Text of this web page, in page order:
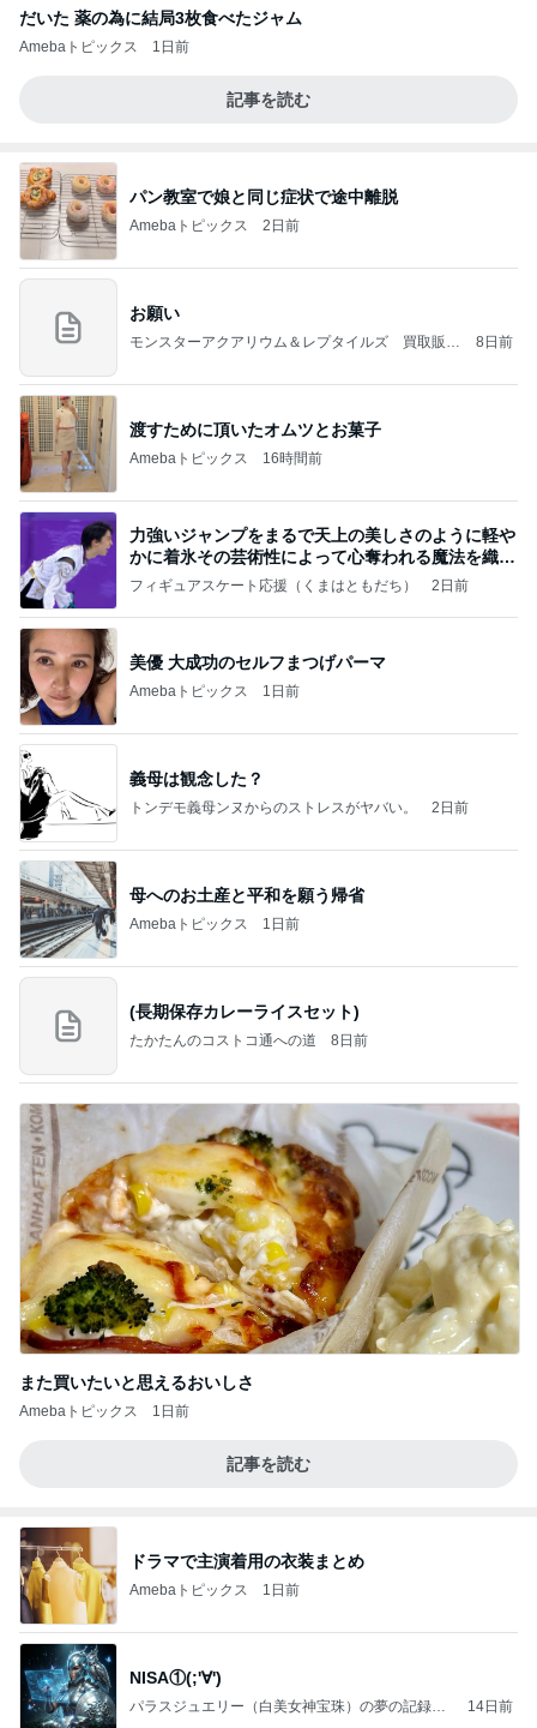
だいた 薬の為に結局3枚食べたジャム
Amebaトピックス 1日前
記事を読む
パン教室で娘と同じ症状で途中離脱
Amebaトピックス 2日前
お願い
モンスターアクアリウム＆レプタイルズ 買取販売
8日前
渡すために頂いたオムツとお菓子
Amebaトピックス 16時間前
力強いジャンプをまるで天上の美しさのように軽や
かに着氷その芸術性によって心奪われる魔法を織り
なす
フィギュアスケート応援（くまはともだち） 2日前
美優 大成功のセルフまつげパーマ
Amebaトピックス 1日前
義母は観念した？
トンデモ義母ンヌからのストレスがヤバい。 2日前
母へのお土産と平和を願う帰省
Amebaトピックス 1日前
(長期保存カレーライスセット)
たかたんのコストコ通への道 8日前
また買いたいと思えるおいしさ
Amebaトピックス 1日前
記事を読む
ドラマで主演着用の衣装まとめ
Amebaトピックス 1日前
NISA①(;'∀')
パラスジュエリー（白美女神宝珠）の夢の記録
14日前